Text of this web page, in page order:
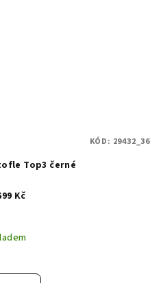
Top3 černé
Kč
KÓD: 29432_36